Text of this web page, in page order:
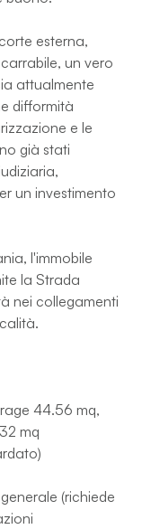
esterna,
un vero
attualmente
difformità
e le
già stati
un investimento
l'immobile
la Strada
nei collegamenti
44.56 mq,
mq
(richiede